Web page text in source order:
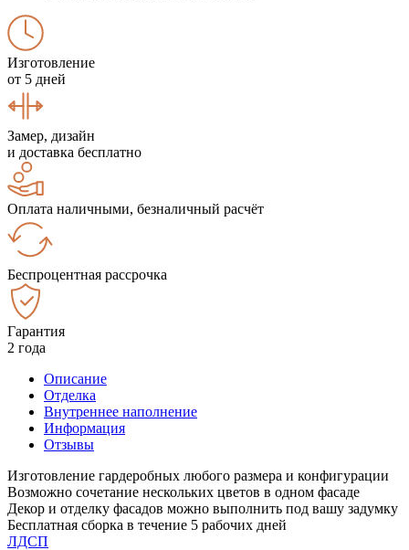
Изготовление
от 5 дней
Замер, дизайн
и доставка бесплатно
Оплата наличными, безналичный расчёт
Беспроцентная рассрочка
Гарантия
2 года
Описание
Отделка
Внутреннее наполнение
Информация
Отзывы
Изготовление гардеробных любого размера и конфигурации
Возможно сочетание нескольких цветов в одном фасаде
Декор и отделку фасадов можно выполнить под вашу задумку
Бесплатная сборка в течение 5 рабочих дней
ЛДСП